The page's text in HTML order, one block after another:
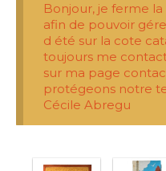
Bonjour, je ferme
afin de pouvoir
d été sur la cote
toujours me
sur ma page
protégeons notre
Cécile Abregu